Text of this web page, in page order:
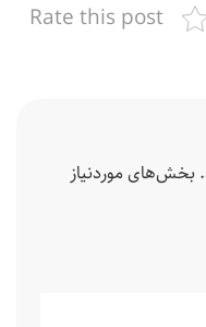
Rate this post
بخش‌های موردنیاز